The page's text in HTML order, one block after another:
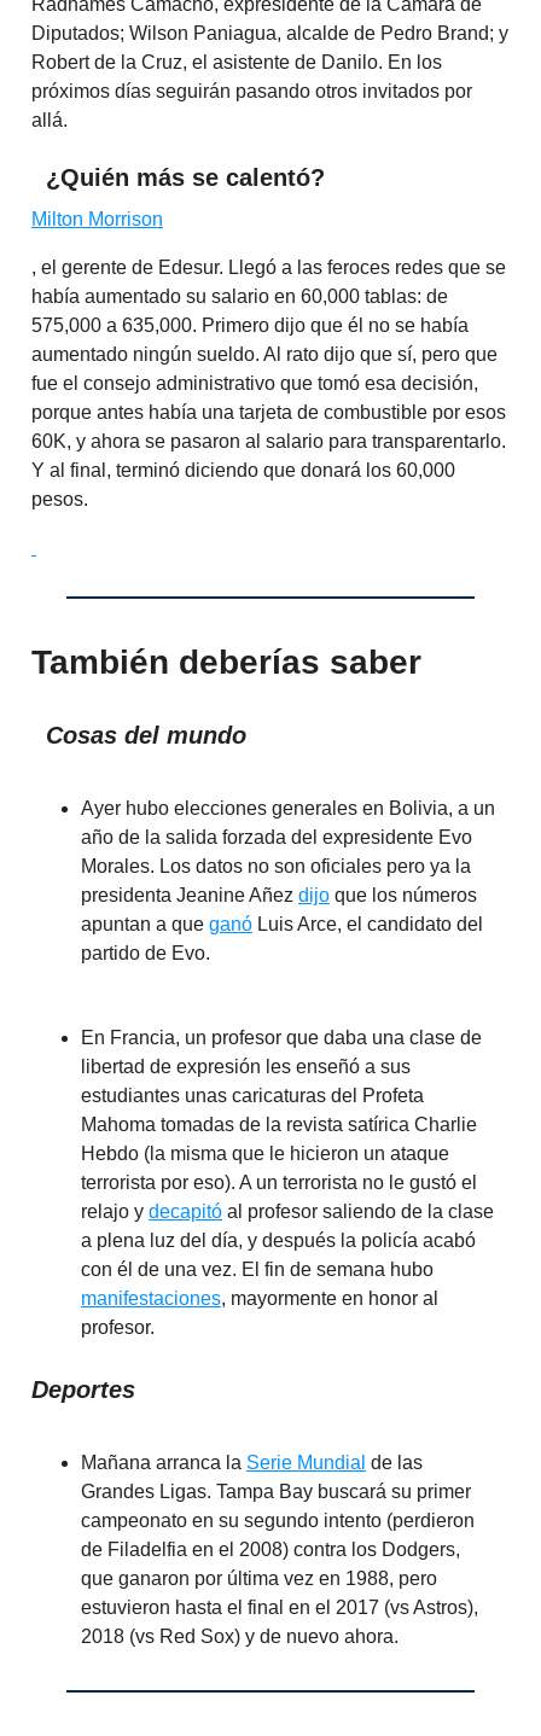
Radhamés Camacho, expresidente de la Cámara de
Diputados; Wilson Paniagua, alcalde de Pedro Brand; y
Robert de la Cruz, el asistente de Danilo. En los
próximos días seguirán pasando otros invitados por
allá.
¿Quién más se calentó?
Milton Morrison
, el gerente de Edesur. Llegó a las feroces redes que se
había aumentado su salario en 60,000 tablas: de
575,000 a 635,000. Primero dijo que él no se había
aumentado ningún sueldo. Al rato dijo que sí, pero que
fue el consejo administrativo que tomó esa decisión,
porque antes había una tarjeta de combustible por esos
60K, y ahora se pasaron al salario para transparentarlo.
Y al final, terminó diciendo que donará los 60,000
pesos.
También deberías saber
Cosas del mundo
Ayer hubo elecciones generales en Bolivia, a un
año de la salida forzada del expresidente Evo
Morales. Los datos no son oficiales pero ya la
presidenta Jeanine Añez dijo que los números
apuntan a que ganó Luis Arce, el candidato del
partido de Evo.
En Francia, un profesor que daba una clase de
libertad de expresión les enseñó a sus
estudiantes unas caricaturas del Profeta
Mahoma tomadas de la revista satírica Charlie
Hebdo (la misma que le hicieron un ataque
terrorista por eso). A un terrorista no le gustó el
relajo y decapitó al profesor saliendo de la clase
a plena luz del día, y después la policía acabó
con él de una vez. El fin de semana hubo
manifestaciones, mayormente en honor al
profesor.
Deportes
Mañana arranca la Serie Mundial de las
Grandes Ligas. Tampa Bay buscará su primer
campeonato en su segundo intento (perdieron
de Filadelfia en el 2008) contra los Dodgers,
que ganaron por última vez en 1988, pero
estuvieron hasta el final en el 2017 (vs Astros),
2018 (vs Red Sox) y de nuevo ahora.